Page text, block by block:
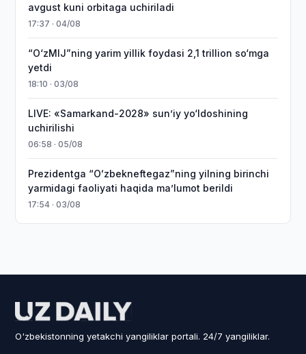
avgust kuni orbitaga uchiriladi
17:37 · 04/08
“O‘zMIJ”ning yarim yillik foydasi 2,1 trillion so‘mga
yetdi
18:10 · 03/08
LIVE: «Samarkand-2028» sun’iy yo‘ldoshining
uchirilishi
06:58 · 05/08
Prezidentga “Oʻzbekneftegaz”ning yilning birinchi
yarmidagi faoliyati haqida maʼlumot berildi
17:54 · 03/08
O'zbekistonning yetakchi yangiliklar portali. 24/7 yangiliklar.